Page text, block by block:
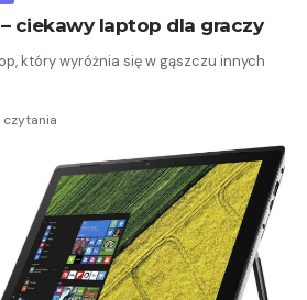
ciekawy laptop dla graczy
który wyróżnia się w gąszczu innych